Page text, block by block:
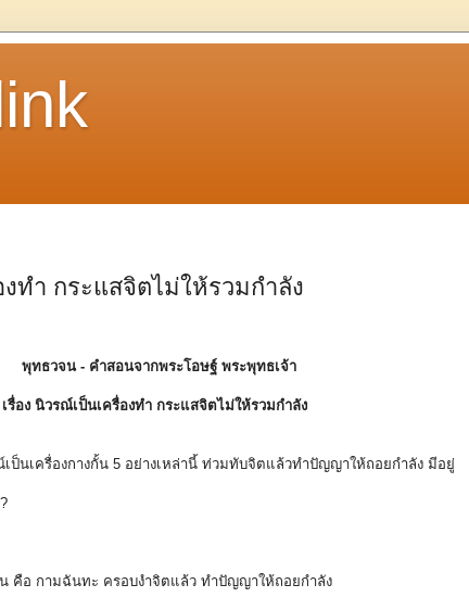
ทำ กระแสจิตไม่ให้รวมกำลัง
พุทธวจน - คําสอนจากพระโอษฐ์ พระพุทธเจ้า
เรื่อง นิวรณ์เป็นเครื่องทำ กระแสจิตไม่ให้รวมกำลัง
นเครื่องกางกั้น 5 อย่างเหล่านี้ ท่วมทับจิตแล้วทำปัญญาให้ถอยกำลัง มีอยู่
น คือ กามฉันทะ ครอบงำจิตแล้ว ทำปัญญาให้ถอยกำลัง